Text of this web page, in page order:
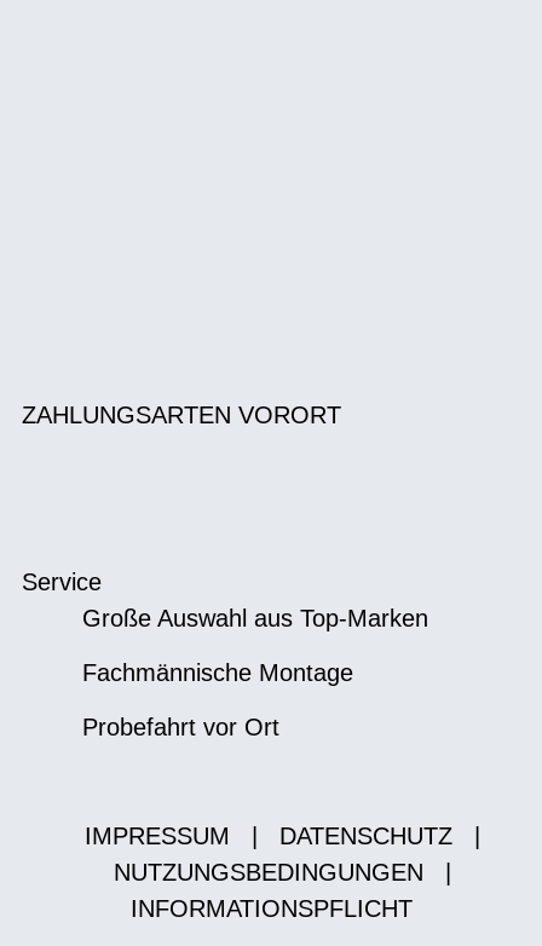
ZAHLUNGSARTEN VORORT
Service
Große Auswahl aus Top-Marken
Fachmännische Montage
Probefahrt vor Ort
IMPRESSUM DATENSCHUTZ
NUTZUNGSBEDINGUNGEN
INFORMATIONSPFLICHT